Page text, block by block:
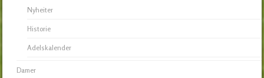
Nyheiter
Historie
Adelskalender
Damer